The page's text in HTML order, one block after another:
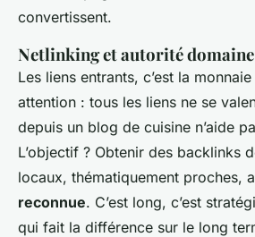
convertissent.
Netlinking et autorité domaine
Les liens entrants, c’est la
attention : tous les liens ne se
depuis un blog de cuisine n’aide
L’objectif ? Obtenir des backlinks
locaux, thématiquement proches,
reconnue. C’est long, c’est
qui fait la différence sur le long